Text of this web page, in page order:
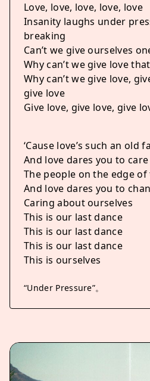
Love, love, love, love, love
Insanity laughs under
breaking
Can’t we give ourselves
Why can’t we give love
Why can’t we give love,
give love
Give love, give love, give
‘Cause love’s such an old
And love dares you to
The people on the edge
And love dares you to
Caring about ourselves
This is our last dance
This is our last dance
This is our last dance
This is ourselves
“Under Pressure”。